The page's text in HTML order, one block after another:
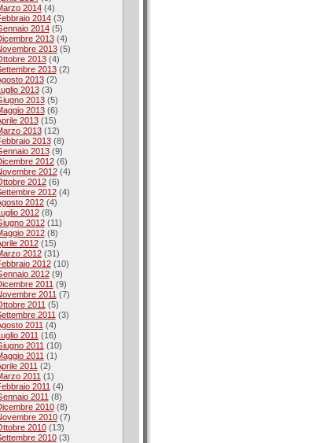
2014(4)
2014(3)
2014(5)
2013(4)
2013(5)
2013(4)
2013(2)
2013(2)
2013(3)
2013(5)
2013(6)
2013(15)
2013(12)
2013(8)
2013(9)
2012(6)
2012(4)
2012(6)
2012(4)
2012(4)
2012(8)
2012(11)
2012(8)
2012(15)
2012(31)
2012(10)
2012(9)
2011 (9)
2011 (7)
2011 (5)
2011 (3)
2011 (4)
2011 (16)
2011 (10)
2011 (1)
2011 (2)
2011 (1)
2011 (4)
2011 (8)
2010(8)
2010(7)
2010(13)
2010(3)